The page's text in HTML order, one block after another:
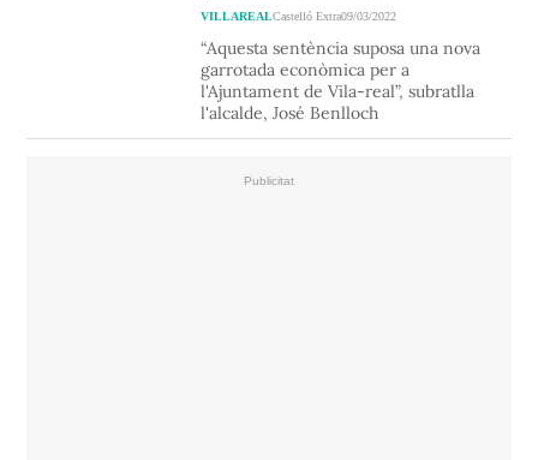
VILLAREALCastelló Extra09/03/2022
“Aquesta sentència suposa una nova
garrotada econòmica per a
l'Ajuntament de Vila-real”, subratlla
l'alcalde, José Benlloch